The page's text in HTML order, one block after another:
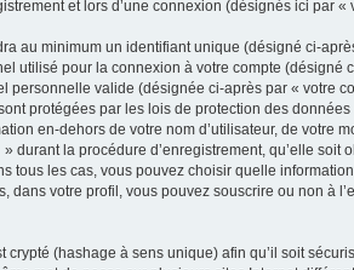
et lors d’une connexion (désignés ici par «
au minimum un identifiant unique (désigné ci-
utilisé pour la connexion à votre compte (désigné
personnelle valide (désignée ci-après par « votre
protégées par les lois de protection des
en-dehors de votre nom d’utilisateur, de votre
durant la procédure d’enregistrement, qu’elle soit
tous les cas, vous pouvez choisir quelle
dans votre profil, vous pouvez souscrire ou non à
crypté (hashage à sens unique) afin qu’il soit